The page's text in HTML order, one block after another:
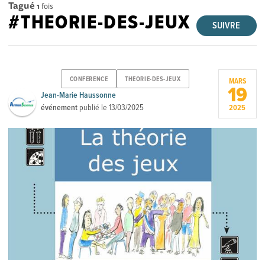
Tagué 1 fois
SUIVRE
#THEORIE-DES-JEUX
CONFERENCE THEORIE-DES-JEUX
Jean-Marie Haussonne
événement publié le13/03/2025
MARS
19
2025